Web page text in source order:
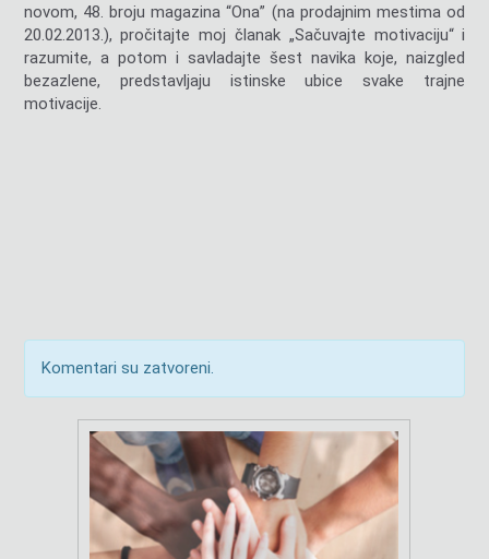
novom, 48. broju magazina “Ona” (na prodajnim mestima od
20.02.2013.), pročitajte moj članak „Sačuvajte motivaciju“ i
razumite, a potom i savladajte šest navika koje, naizgled
bezazlene, predstavljaju istinske ubice svake trajne
motivacije.
Komentari su zatvoreni.